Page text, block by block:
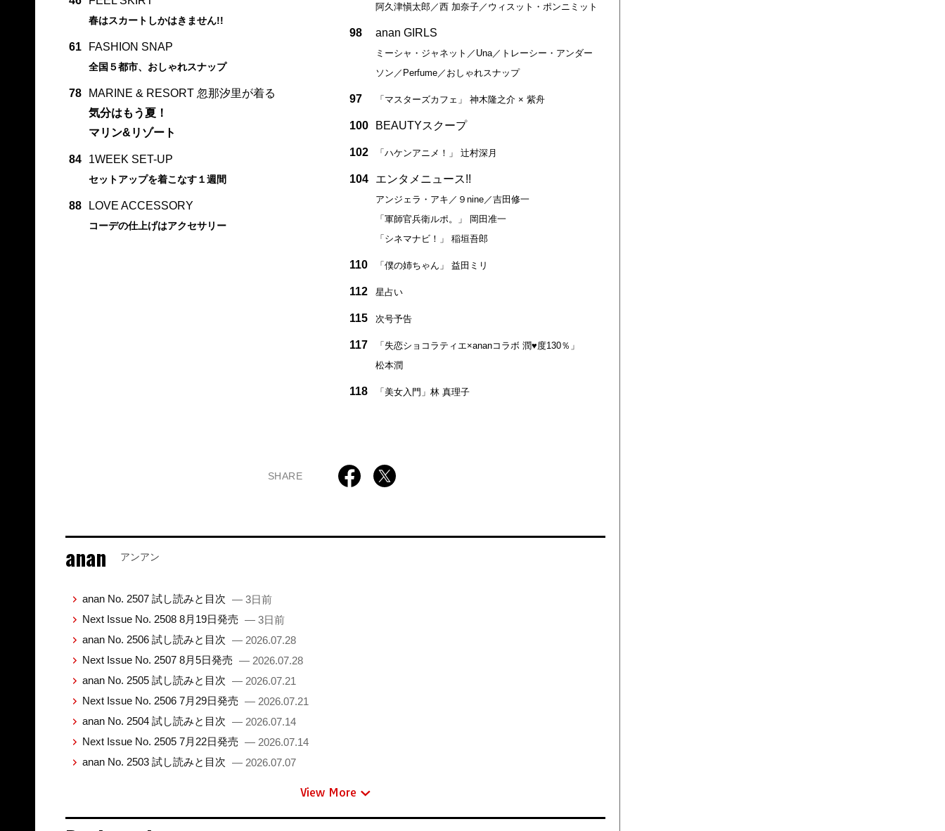
春はスカートしかはきません!!
61 FASHION SNAP
全国５都市、おしゃれスナップ
78
MARINE & RESORT 忽那汐里が着る
気分はもう夏！
マリン&リゾート
84 1WEEK SET-UP
セットアップを着こなす１週間
88 LOVE ACCESSORY
コーデの仕上げはアクセサリー
阿久津愼太郎／西 加奈子／ウィスット・ポンニミット
98 anan GIRLS
ミーシャ・ジャネット／Una／トレーシー・アンダー
ソン／Perfume／おしゃれスナップ
97 「マスターズカフェ」 神木隆之介 × 紫舟
100 BEAUTYスクープ
102 「ハケンアニメ！」 辻村深月
104 エンタメニュース!!
アンジェラ・アキ／９nine／吉田修一
「軍師官兵衛ルポ。」 岡田准一
「シネマナビ！」 稲垣吾郎
110 「僕の姉ちゃん」 益田ミリ
112 星占い
115 次号予告
117
「失恋ショコラティエ×ananコラボ 潤♥度130％」
松本潤
118 「美女入門」林 真理子
SHARE
anan アンアン
anan No. 2507 試し読みと目次 — 3日前
Next Issue No. 2508 8月19日発売 — 3日前
anan No. 2506 試し読みと目次 — 2026.07.28
Next Issue No. 2507 8月5日発売 — 2026.07.28
anan No. 2505 試し読みと目次 — 2026.07.21
Next Issue No. 2506 7月29日発売 — 2026.07.21
anan No. 2504 試し読みと目次 — 2026.07.14
Next Issue No. 2505 7月22日発売 — 2026.07.14
anan No. 2503 試し読みと目次 — 2026.07.07
View More